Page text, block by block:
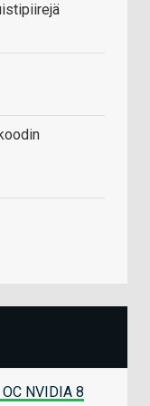
NVIDIA 8